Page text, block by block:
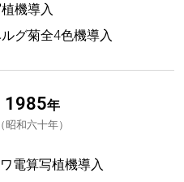
機導入
グ菊全4色機導入
1985年
昭和六十年
電算写植機導入